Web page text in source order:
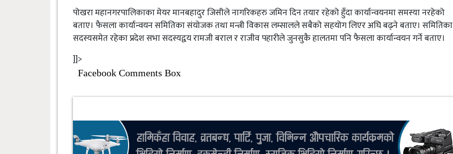
पोखरा महानगरपालिकाका मेयर मानबहादुर जिसीले नागरिकहरु जमिन दिन तयार रहेको हुँदा कार्यान्वयनमा समस्या नरहेको
बताए। फैसला कार्यान्वयन समितिका संयोजक तथा मन्त्री विकास लम्सालले सबैको सहयोग लिएर अघि बढ्ने बताए। समितिका
सदस्यसमेत रहेका प्रदेश सभा सदस्यद्वय रामजी बराल र राजीव पहारीले जुनसुकै हालतमा पनि फैसला कार्यान्वयन गर्ने बताए।
]]>
Facebook Comments Box